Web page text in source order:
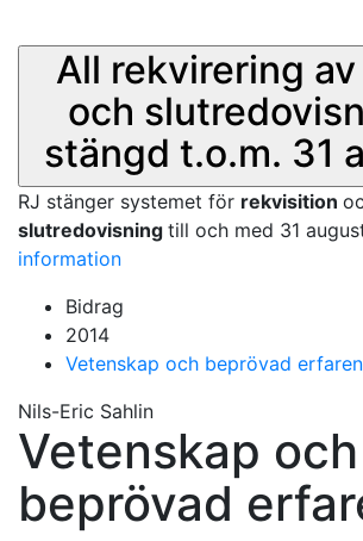
All rekvirering
och
stängd t.o.m. 31
RJ stänger systemet för rekvisition
slutredovisning till och med 31
information
Bidrag
2014
Vetenskap och beprövad
Nils-Eric Sahlin
Vetenskap och
beprövad